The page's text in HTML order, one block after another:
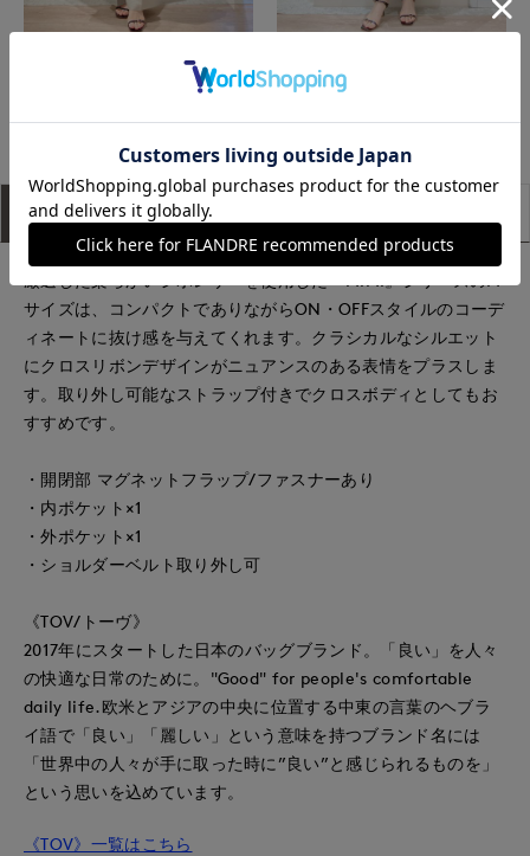
アイテム説明
サイズは、コンパクトでありながらON・OFFスタイルのコーデ
ィネートに抜け感を与えてくれます。クラシカルなシルエット
にクロスリボンデザインがニュアンスのある表情をプラスしま
す。取り外し可能なストラップ付きでクロスボディとしてもお
すすめです。
・開閉部 マグネットフラップ/ファスナーあり
・内ポケット×1
・外ポケット×1
・ショルダーベルト取り外し可
《TOV/トーヴ》
2017年にスタートした日本のバッグブランド。「良い」を人々
の快適な日常のために。"Good" for people's comfortable
daily life.欧米とアジアの中央に位置する中東の言葉のヘブラ
イ語で「良い」「麗しい」という意味を持つブランド名には
「世界中の人々が手に取った時に”良い”と感じられるものを」
という思いを込めています。
《TOV》一覧はこちら